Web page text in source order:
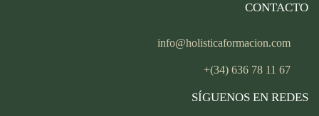
CONTACTO
info@holisticaformacion.com
+(34) 636 78 11 67
SÍGUENOS EN REDES